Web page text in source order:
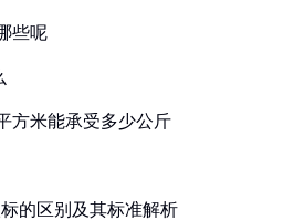
些呢
方米能承受多少公斤
的区别及其标准解析